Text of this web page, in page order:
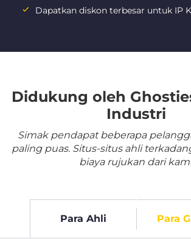
Dapatkan diskon terbesar untuk IP
Didukung oleh
Industri
Simak pendapat beberapa
paling puas. Situs-situs ahli
biaya rujukan dari
Para Ahli Para